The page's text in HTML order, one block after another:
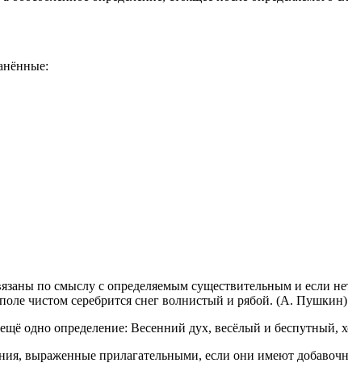
по смыслу с определяемым существительным и если
чистом серебрится снег волнистый и рябой. (А. Пушкин)
одно определение: Весенний дух, весёлый и беспутный,
выраженные прилагательными, если они имеют